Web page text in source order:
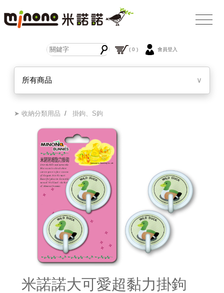
( 0 ) 會員登入
所有商品 ∨
➤ 收納分類用品 /掛鉤、S鉤
米諾諾大可愛超黏力掛鉤